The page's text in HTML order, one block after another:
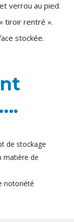
verrou au pied.
tiroir rentré ».
stockée.
de stockage
matière de
notoriété